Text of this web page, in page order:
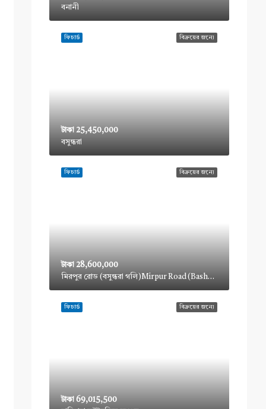
বনানী
বিক্রয়ের জন্যে
ফিচার্ড
টাকা 25,450,000
বসুন্ধরা
বিক্রয়ের জন্যে
ফিচার্ড
টাকা 28,600,000
মিরপুর রোড (বসুন্ধরা গলি)Mirpur Road (Bashundhara Goli)
বিক্রয়ের জন্যে
ফিচার্ড
টাকা 69,015,500